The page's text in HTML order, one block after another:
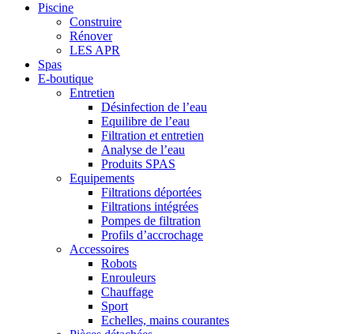
Piscine
Construire
Rénover
LES APR
Spas
E-boutique
Entretien
Désinfection de l’eau
Equilibre de l’eau
Filtration et entretien
Analyse de l’eau
Produits SPAS
Equipements
Filtrations déportées
Filtrations intégrées
Pompes de filtration
Profils d’accrochage
Accessoires
Robots
Enrouleurs
Chauffage
Sport
Echelles, mains courantes